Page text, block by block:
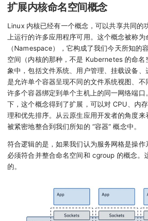
扩展内核命名空间概念
Linux 内核已经有一个概念，可以共享共同的
上运行的许多应用程序可用。这个概念被称为
（Namespace），它构成了我们今天所知的
空间（内核的那种，不是 Kubernetes 的命名
象中，包括文件系统、用户管理、挂载设备
是允许单个容器呈现不同的文件系统视图、
许多个容器绑定到单个主机上的同一网络端
下，这个概念得到了扩展，可以对 CPU、内
理和优先排序。从云原生应用开发者的角度
被紧密地整合到我们所知的 “容器” 概念中。
符合逻辑的是，如果我们认为服务网格是操作
必须符合并整合命名空间和 cgroup 的概念。
的。